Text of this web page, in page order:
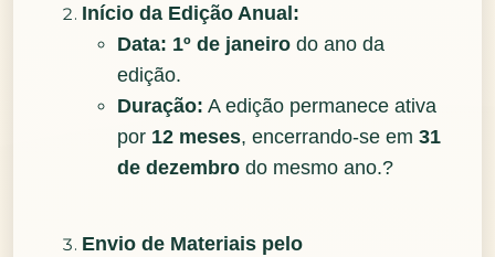
Início da Edição Anual:
Data: 1º de janeiro do ano da
edição.
Duração: A edição permanece ativa
por 12 meses, encerrando-se em 31
de dezembro do mesmo ano.?
Envio de Materiais pelo